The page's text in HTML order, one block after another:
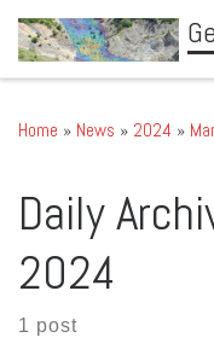
Skip to content
Home » News » 2024 »
Daily
2024
1 post